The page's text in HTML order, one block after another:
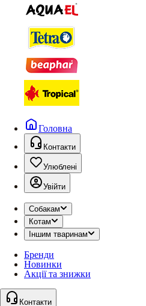
Головна
Контакти
Улюблені
Увійти
Собакам
Котам
Іншим тваринам
Бренди
Новинки
Акції та знижки
Контакти